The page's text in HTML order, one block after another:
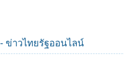
ข่าวไทยรัฐออนไลน์